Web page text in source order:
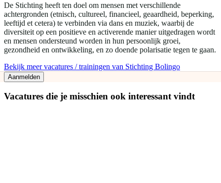
De Stichting heeft ten doel om mensen met verschillende
achtergronden (etnisch, cultureel, financieel, geaardheid, beperking,
leeftijd et cetera) te verbinden via dans en muziek, waarbij de
diversiteit op een positieve en activerende manier uitgedragen wordt
en mensen ondersteund worden in hun persoonlijk groei,
gezondheid en ontwikkeling, en zo doende polarisatie tegen te gaan.
Bekijk meer vacatures / trainingen van Stichting Bolingo
Aanmelden
Vacatures die je misschien ook interessant vindt